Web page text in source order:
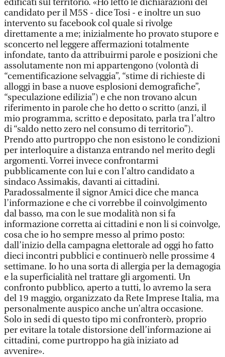
edificati sul territorio. «Ho letto le dichiarazioni del
candidato per il M5S - dice Tosi - e inoltre un suo
intervento su facebook col quale si rivolge
direttamente a me; inizialmente ho provato stupore e
sconcerto nel leggere affermazioni totalmente
infondate, tanto da attribuirmi parole e posizioni che
assolutamente non mi appartengono (volontà di
“cementificazione selvaggia”, “stime di richieste di
alloggi in base a nuove esplosioni demografiche”,
“speculazione edilizia”) e che non trovano alcun
riferimento in parole che ho detto o scritto (anzi, il
mio programma, scritto e depositato, parla tra l’altro
di “saldo netto zero nel consumo di territorio”).
Prendo atto purtroppo che non esistono le condizioni
per interloquire a distanza entrando nel merito degli
argomenti. Vorrei invece confrontarmi
pubblicamente con lui e con l’altro candidato a
sindaco Assimakis, davanti ai cittadini.
Paradossalmente il signor Amici dice che manca
l’informazione e che ci vorrebbe il coinvolgimento
dal basso, ma con le sue modalità non si fa
informazione corretta ai cittadini e non li si coinvolge,
cosa che io ho sempre messo al primo posto:
dall’inizio della campagna elettorale ad oggi ho fatto
dieci incontri pubblici e continuerò nelle prossime 4
settimane. Io ho una sorta di allergia per la demagogia
e la superficialità nel trattare gli argomenti. Un
confronto pubblico, aperto a tutti, lo avremo la sera
del 19 maggio, organizzato da Rete Imprese Italia, ma
personalmente auspico anche un’altra occasione.
Solo in sedi di questo tipo mi confronterò, proprio
per evitare la totale distorsione dell’informazione ai
cittadini, come purtroppo ha già iniziato ad
avvenire».